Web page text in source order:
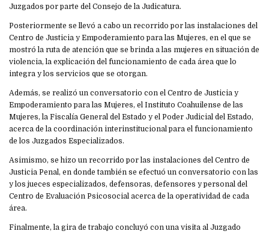
Juzgados por parte del Consejo de la Judicatura.
Posteriormente se llevó a cabo un recorrido por las instalaciones del
Centro de Justicia y Empoderamiento para las Mujeres, en el que se
mostró la ruta de atención que se brinda a las mujeres en situación de
violencia, la explicación del funcionamiento de cada área que lo
integra y los servicios que se otorgan.
Además, se realizó un conversatorio con el Centro de Justicia y
Empoderamiento para las Mujeres, el Instituto Coahuilense de las
Mujeres, la Fiscalía General del Estado y el Poder Judicial del Estado,
acerca de la coordinación interinstitucional para el funcionamiento
de los Juzgados Especializados.
Asimismo, se hizo un recorrido por las instalaciones del Centro de
Justicia Penal, en donde también se efectuó un conversatorio con las
y los jueces especializados, defensoras, defensores y personal del
Centro de Evaluación Psicosocial acerca de la operatividad de cada
área.
Finalmente, la gira de trabajo concluyó con una visita al Juzgado